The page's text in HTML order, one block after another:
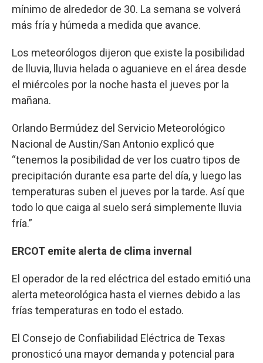
mínimo de alrededor de 30. La semana se volverá
más fría y húmeda a medida que avance.
Los meteorólogos dijeron que existe la posibilidad
de lluvia, lluvia helada o aguanieve en el área desde
el miércoles por la noche hasta el jueves por la
mañana.
Orlando Bermúdez del Servicio Meteorológico
Nacional de Austin/San Antonio explicó que
“tenemos la posibilidad de ver los cuatro tipos de
precipitación durante esa parte del día, y luego las
temperaturas suben el jueves por la tarde. Así que
todo lo que caiga al suelo será simplemente lluvia
fría.”
ERCOT emite alerta de clima invernal
El operador de la red eléctrica del estado emitió una
alerta meteorológica hasta el viernes debido a las
frías temperaturas en todo el estado.
El Consejo de Confiabilidad Eléctrica de Texas
pronosticó una mayor demanda y potencial para